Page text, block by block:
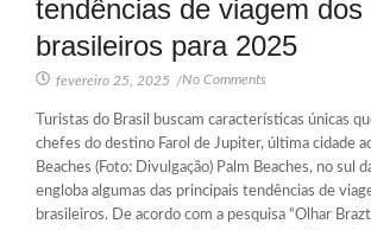
tendências de viagem dos
brasileiros para 2025
fevereiro 25, 2025 /No Comments
Turistas do Brasil buscam características únicas
chefes do destino Farol de Jupiter, última cidade
Beaches (Foto: Divulgação) Palm Beaches, no sul
engloba algumas das principais tendências de
brasileiros. De acordo com a pesquisa “Olhar